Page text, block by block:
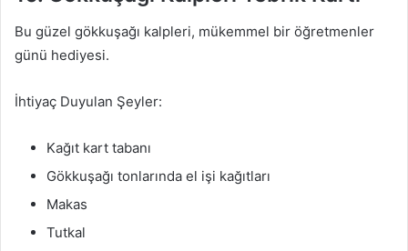
Bu güzel gökkuşağı kalpleri, mükemmel bir öğretmenler
günü hediyesi.
İhtiyaç Duyulan Şeyler:
Kağıt kart tabanı
Gökkuşağı tonlarında el işi kağıtları
Makas
Tutkal